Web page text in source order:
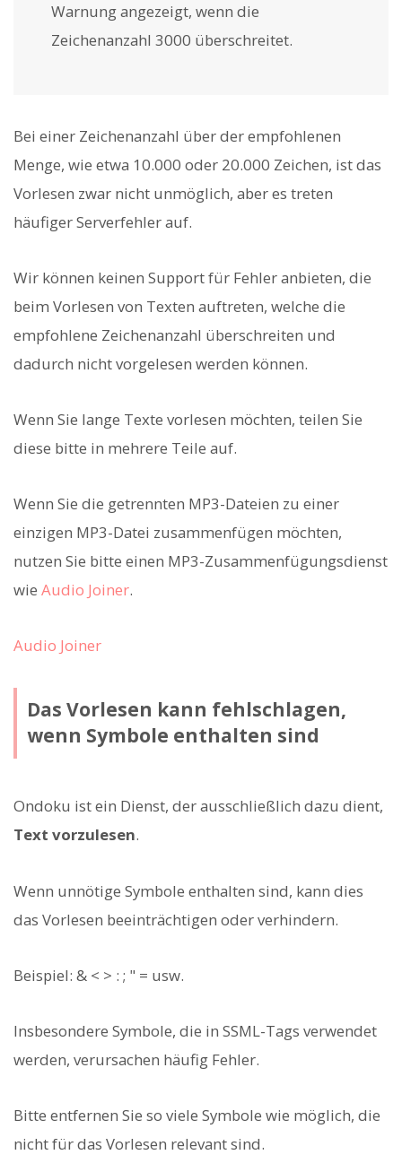
Warnung angezeigt, wenn die
Zeichenanzahl 3000 überschreitet.
Bei einer Zeichenanzahl über der empfohlenen
Menge, wie etwa 10.000 oder 20.000 Zeichen, ist das
Vorlesen zwar nicht unmöglich, aber es treten
häufiger Serverfehler auf.
Wir können keinen Support für Fehler anbieten, die
beim Vorlesen von Texten auftreten, welche die
empfohlene Zeichenanzahl überschreiten und
dadurch nicht vorgelesen werden können.
Wenn Sie lange Texte vorlesen möchten, teilen Sie
diese bitte in mehrere Teile auf.
Wenn Sie die getrennten MP3-Dateien zu einer
einzigen MP3-Datei zusammenfügen möchten,
nutzen Sie bitte einen MP3-Zusammenfügungsdienst
wie Audio Joiner.
Audio Joiner
Das Vorlesen kann fehlschlagen,
wenn Symbole enthalten sind
Ondoku ist ein Dienst, der ausschließlich dazu dient,
Text vorzulesen.
Wenn unnötige Symbole enthalten sind, kann dies
das Vorlesen beeinträchtigen oder verhindern.
Beispiel: & < > : ; " = usw.
Insbesondere Symbole, die in SSML-Tags verwendet
werden, verursachen häufig Fehler.
Bitte entfernen Sie so viele Symbole wie möglich, die
nicht für das Vorlesen relevant sind.